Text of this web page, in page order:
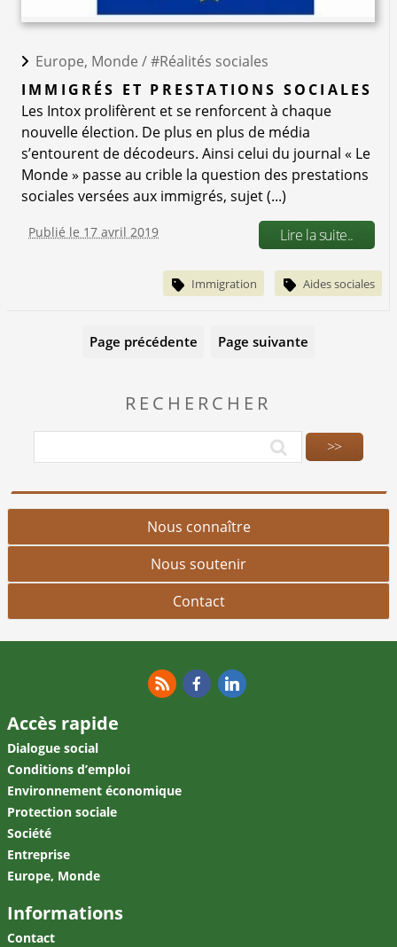
Europe, Monde /#Réalités sociales
IMMIGRÉS ET PRESTATIONS SOCIALES
Les Intox prolifèrent et se renforcent à chaque
nouvelle élection. De plus en plus de média
s’entourent de décodeurs. Ainsi celui du journal « Le
Monde » passe au crible la question des prestations
sociales versées aux immigrés, sujet (...)
Publié le 17 avril 2019 Lire la suite..
Immigration Aides sociales
Page précédente Page suivante
RECHERCHER
Nous connaître
Nous soutenir
Contact
Accès rapide
Dialogue social
Conditions d’emploi
Environnement économique
Protection sociale
Société
Entreprise
Europe, Monde
Informations
Contact